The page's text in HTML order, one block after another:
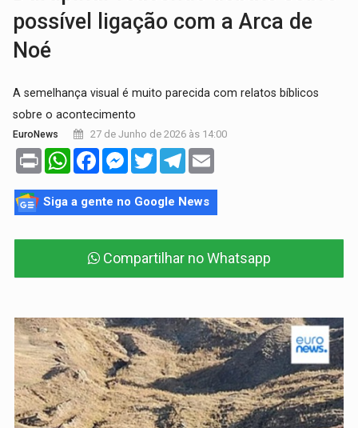
possível ligação com a Arca de
Noé
A semelhança visual é muito parecida com relatos bíblicos
sobre o acontecimento
EuroNews 27 de Junho de 2026 às 14:00
Print WhatsAppFacebookMessenger
TwitterTelegram
Siga a gente no Google News
Compartilhar no Whatsapp